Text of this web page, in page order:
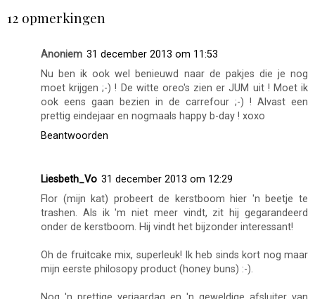
12 opmerkingen
Anoniem 31 december 2013 om 11:53
Nu ben ik ook wel benieuwd naar de pakjes die je nog
moet krijgen ;-) ! De witte oreo's zien er JUM uit ! Moet ik
ook eens gaan bezien in de carrefour ;-) ! Alvast een
prettig eindejaar en nogmaals happy b-day ! xoxo
Beantwoorden
Liesbeth_Vo 31 december 2013 om 12:29
Flor (mijn kat) probeert de kerstboom hier 'n beetje te
trashen. Als ik 'm niet meer vindt, zit hij gegarandeerd
onder de kerstboom. Hij vindt het bijzonder interessant!
Oh de fruitcake mix, superleuk! Ik heb sinds kort nog maar
mijn eerste philosopy product (honey buns) :-).